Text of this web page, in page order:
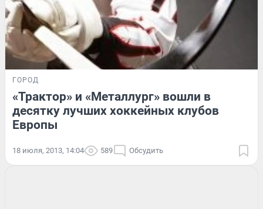
ГОРОД
«Трактор» и «Металлург» вошли в
десятку лучших хоккейных клубов
Европы
18 июля, 2013, 14:04 589 Обсудить